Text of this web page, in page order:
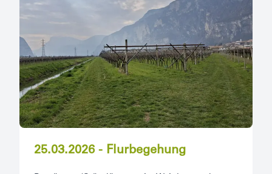
25.03.2026 - Flurbegehung